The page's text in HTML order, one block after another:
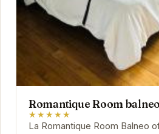
Romantique Room
★★★★★
La Romantique Room Balneo